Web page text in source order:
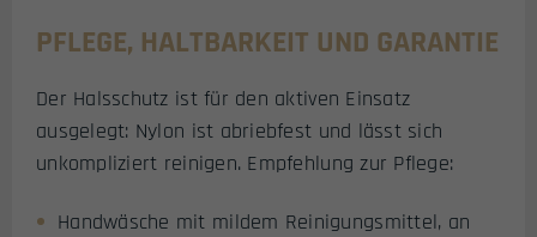
PFLEGE, HALTBARKEIT UND GARANTIE
Der Halsschutz ist für den aktiven Einsatz
ausgelegt: Nylon ist abriebfest und lässt sich
unkompliziert reinigen. Empfehlung zur Pflege:
Handwäsche mit mildem Reinigungsmittel, an